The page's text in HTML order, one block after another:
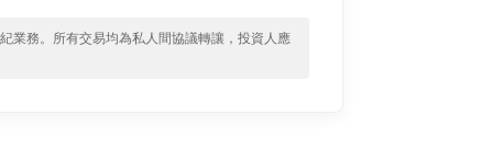
業務。所有交易均為私人間協議轉讓，投資人應